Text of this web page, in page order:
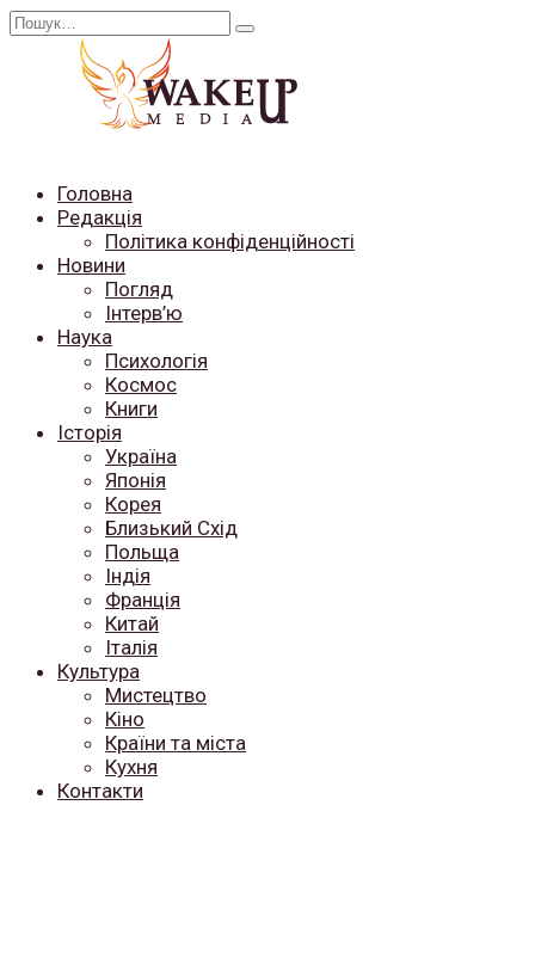
Перейти
Search
Головна
Редакція
Політика конфіденційності
Новини
Погляд
Інтерв’ю
Наука
Психологія
Космос
Книги
Історія
Україна
Японія
Корея
Близький Схід
Польща
Індія
Франція
Китай
Італія
Культура
Мистецтво
Кіно
Країни та міста
Кухня
Контакти